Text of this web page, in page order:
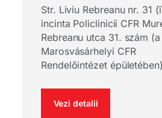
Str. Liviu Rebreanu nr. 31
incinta Policlinicii CFR
Rebreanu utca 31. szám (a
Marosvásárhelyi CFR
Rendelőintézet épületében)
Vezi detalii